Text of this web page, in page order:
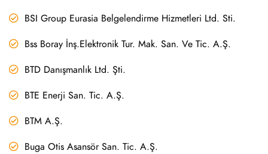
BSI Group Eurasia Belgelendirme Hizmetleri Ltd. Sti.
Bss Boray İnş.Elektronik Tur. Mak. San. Ve Tic. A.Ş.
BTD Danışmanlık Ltd. Şti.
BTE Enerji San. Tic. A.Ş.
BTM A.Ş.
Buga Otis Asansör San. Tic. A.Ş.